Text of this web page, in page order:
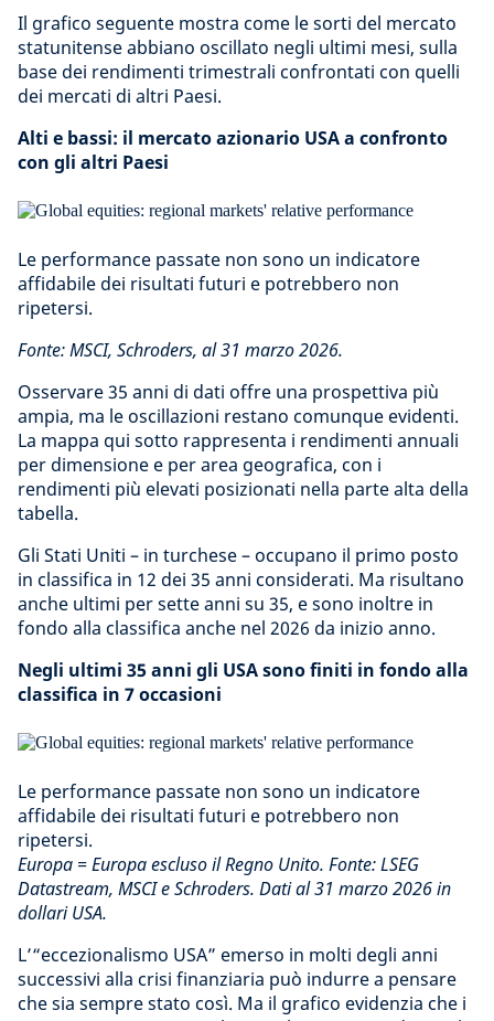
Il grafico seguente mostra come le sorti del mercato
statunitense abbiano oscillato negli ultimi mesi, sulla
base dei rendimenti trimestrali confrontati con quelli
dei mercati di altri Paesi.
Alti e bassi: il mercato azionario USA a confronto
con gli altri Paesi
Le performance passate non sono un indicatore
affidabile dei risultati futuri e potrebbero non
ripetersi.
Fonte: MSCI, Schroders, al 31 marzo 2026.
Osservare 35 anni di dati offre una prospettiva più
ampia, ma le oscillazioni restano comunque evidenti.
La mappa qui sotto rappresenta i rendimenti annuali
per dimensione e per area geografica, con i
rendimenti più elevati posizionati nella parte alta della
tabella.
Gli Stati Uniti – in turchese – occupano il primo posto
in classifica in 12 dei 35 anni considerati. Ma risultano
anche ultimi per sette anni su 35, e sono inoltre in
fondo alla classifica anche nel 2026 da inizio anno.
Negli ultimi 35 anni gli USA sono finiti in fondo alla
classifica in 7 occasioni
Le performance passate non sono un indicatore
affidabile dei risultati futuri e potrebbero non
ripetersi.
Europa = Europa escluso il Regno Unito. Fonte: LSEG
Datastream, MSCI e Schroders. Dati al 31 marzo 2026 in
dollari USA.
L’“eccezionalismo USA” emerso in molti degli anni
successivi alla crisi finanziaria può indurre a pensare
che sia sempre stato così. Ma il grafico evidenzia che i